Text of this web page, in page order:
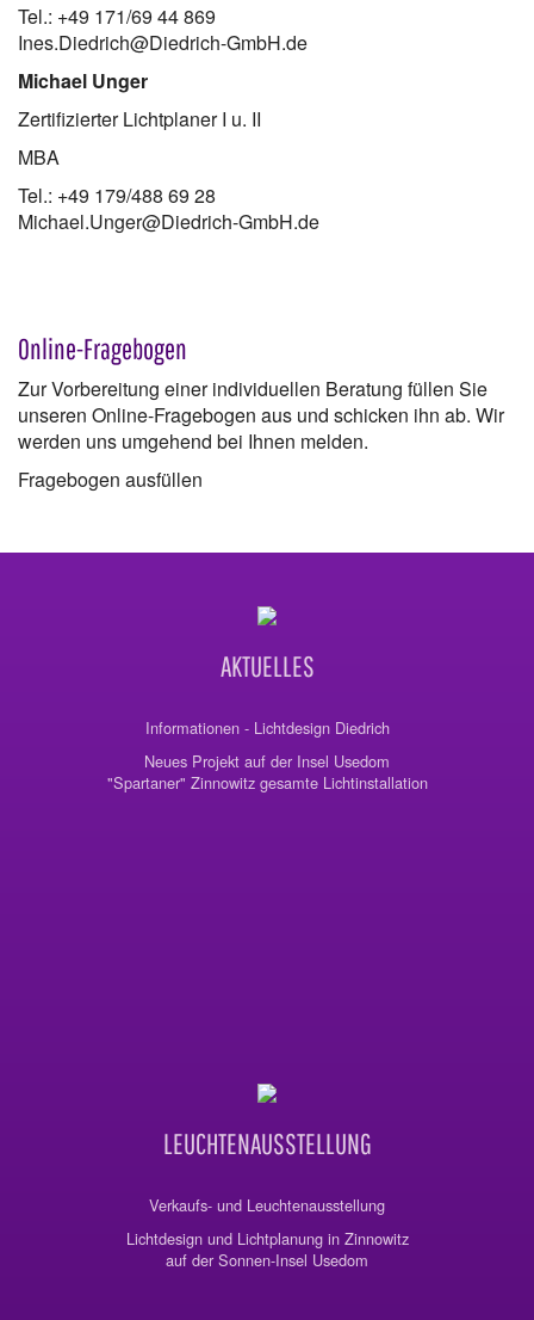
Tel.: +49 171/69 44 869
Ines.Diedrich@Diedrich-GmbH.de
Michael Unger
Zertifizierter Lichtplaner I u. II
MBA
Tel.: +49 179/488 69 28
Michael.Unger@Diedrich-GmbH.de
Online-Fragebogen
Zur Vorbereitung einer individuellen Beratung füllen Sie
unseren Online-Fragebogen aus und schicken ihn ab. Wir
werden uns umgehend bei Ihnen melden.
Fragebogen ausfüllen
AKTUELLES
Informationen - Lichtdesign Diedrich
Neues Projekt auf der Insel Usedom
"Spartaner" Zinnowitz gesamte Lichtinstallation
LEUCHTENAUSSTELLUNG
Verkaufs- und Leuchtenausstellung
Lichtdesign und Lichtplanung in Zinnowitz
auf der Sonnen-Insel Usedom